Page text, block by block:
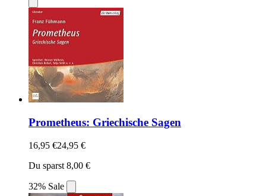
Prometheus: Griechische Sagen
16,95 €24,95 €
Du sparst 8,00 €
32% Sale